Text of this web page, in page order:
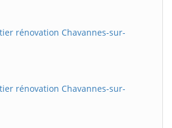
rénovation Chavannes-sur-
rénovation Chavannes-sur-